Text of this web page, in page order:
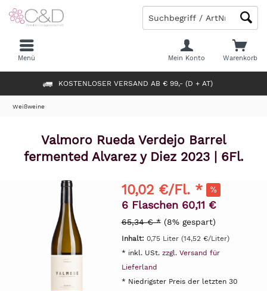
KOSTENLOSER VERSAND AB € 99,- (D + AT)
Warenkorb
Mein Konto
Menü
Weißweine
Valmoro Rueda Verdejo Barrel
fermented Alvarez y Diez 2023 | 6Fl.
10,02 €/Fl. *
6 Flaschen 60,11 €
65,34 € * (8% gespart)
Inhalt: 0,75 Liter (14,52 €/Liter)
* inkl. USt. zzgl. Versand für
Lieferland
* Niedrigster Preis der letzten 30